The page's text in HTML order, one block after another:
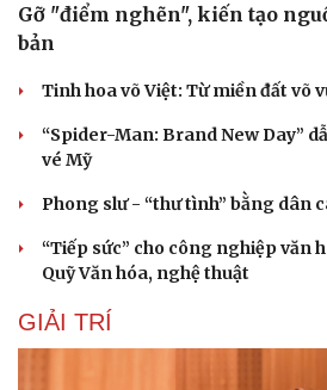
Gỡ "điểm nghẽn", kiến tạo
bản
Tinh hoa võ Việt: Từ miền đất võ
“Spider-Man: Brand New Day”
vé Mỹ
Phong slư - “thư tình” bằng dân
“Tiếp sức” cho công nghiệp văn
Quỹ Văn hóa, nghệ thuật
GIẢI TRÍ